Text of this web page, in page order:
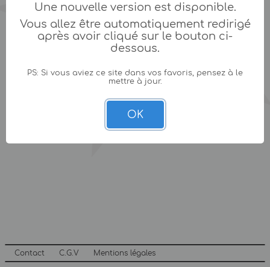
Contact C.G.V Mentions légales
Une nouvelle version est disponible.
Vous allez être automatiquement redirigé
après avoir cliqué sur le bouton ci-
dessous.
PS: Si vous aviez ce site dans vos favoris, pensez à le
mettre à jour.
OK